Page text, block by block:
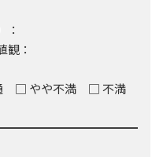
：
：
□ やや不満 □ 不満